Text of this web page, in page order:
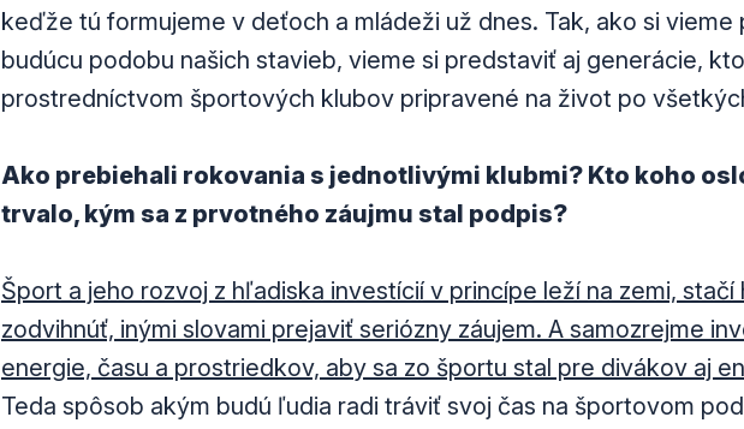
keďže tú formujeme v deťoch a mládeži už dnes. Tak, ako si vieme
budúcu podobu našich stavieb, vieme si predstaviť aj generácie,
prostredníctvom športových klubov pripravené na život po
Ako prebiehali rokovania s jednotlivými klubmi? Kto koho
trvalo, kým sa z prvotného záujmu stal podpis?
Šport a jeho rozvoj z hľadiska investícií v princípe leží na zemi, stačí
zodvihnúť, inými slovami prejaviť seriózny záujem. A samozrejme
energie, času a prostriedkov, aby sa zo športu stal pre divákov aj
Teda spôsob akým budú ľudia radi tráviť svoj čas na športovom